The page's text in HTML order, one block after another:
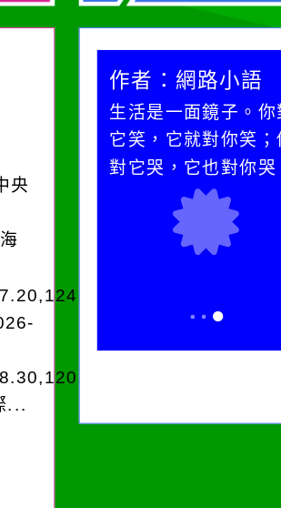
央
...
語
途中，
作者：網路小語
生活是一面鏡子。你
它笑，它就對你笑；
對它哭，它也對你哭